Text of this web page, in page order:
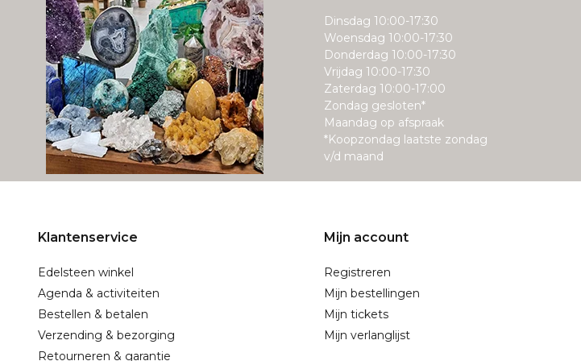
Dinsdag 10:00-17:30
Woensdag 10:00-17:30
Donderdag 10:00-17:30
Vrijdag 10:00-17:30
Zaterdag 10:00-17:00
Zondag gesloten*
Maandag op afspraak
*Koopzondag laatste zondag
v/d maand
Klantenservice
Edelsteen winkel
Agenda & activiteiten
Bestellen & betalen
Verzending & bezorging
Retourneren & garantie
Mijn account
Registreren
Mijn bestellingen
Mijn tickets
Mijn verlanglijst